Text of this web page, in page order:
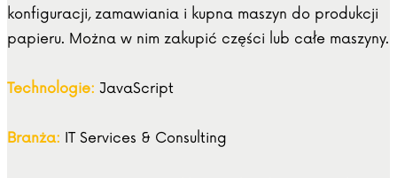
konfiguracji, zamawiania i kupna maszyn do produkcji
papieru. Można w nim zakupić części lub całe maszyny.
Technologie: JavaScript
Branża: IT Services & Consulting